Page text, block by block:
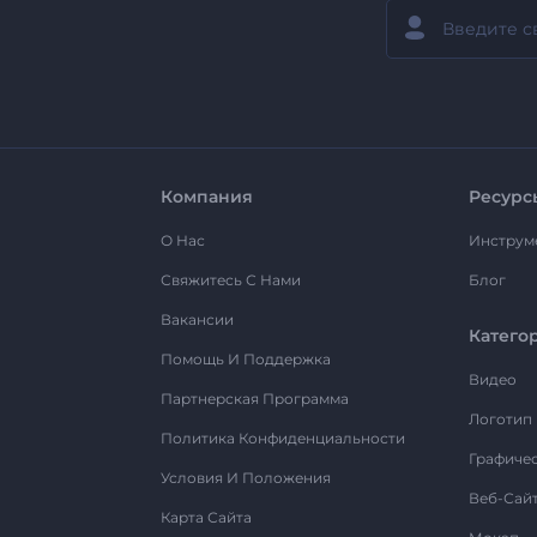
Компания
О Нас
Свяжитесь С Нами
Вакансии
Помощь И Поддержка
Партнерская Программа
Политика Конфиденциальности
Условия И Положения
Карта Сайта
Блог
Видео
Логотип
Веб-